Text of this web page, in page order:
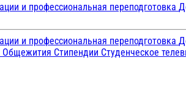
и профессиональная переподготовка
и профессиональная переподготовка
Общежития Стипендии Студенческое